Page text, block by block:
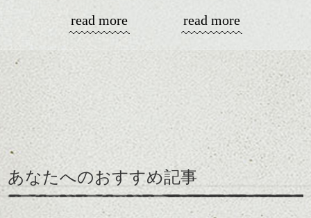
カラーリングとの組み合
ながら楽しむ事ができる
とても良いところです。
ダークトーンの色味でク
ールに演出するのもおす
すめですよ。
ナチュラルなベージュカ
ラーで全体にツヤと透明
感をプラスして
質感も綺麗に見せやす
く。
スタイリング方法は全体
をドライした後、
ワックスとオイルを混ぜ
ながらもみこみ、なじま
演出したスタイルもこれ
からの季節とてもおすす
めですね。
ェイスラインのデザイン
ですっきりした印象にな
全体のボリューム感がコ
ンパクトになるようにす
るのが良い感じです。
read more
コンパクトなフォルムが
全体のバランスを良く見
せてくれる効果もあり、
いろんなシーンに雰囲気
をだしやすくスタイリン
グも簡単で良いので朝の
そんなショートカット。
軽めの前髪で透け感を演
出できるので、
この時期とてもおすすめ
read more
あなたへのおすすめ記事